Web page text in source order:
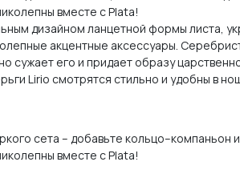
вместе с Plata!
дизайном ланцетной формы листа,
акцентные аксессуары.
сужает его и придает образу
Lirio смотрятся стильно и удобны в
сета – добавьте кольцо–компаньон
вместе с Plata!